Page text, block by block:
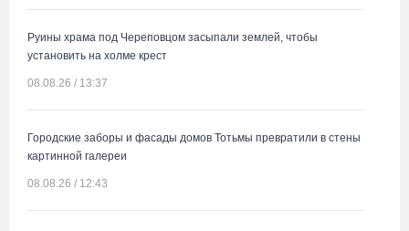
Руины храма под Череповцом засыпали землей, чтобы
установить на холме крест
08.08.26 / 13:37
Городские заборы и фасады домов Тотьмы превратили в стены
картинной галереи
08.08.26 / 12:43